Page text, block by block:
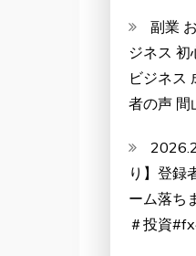
副業
ジネス 初
ビジネス
者の声 間
り】登録
ーム落ち
＃投資